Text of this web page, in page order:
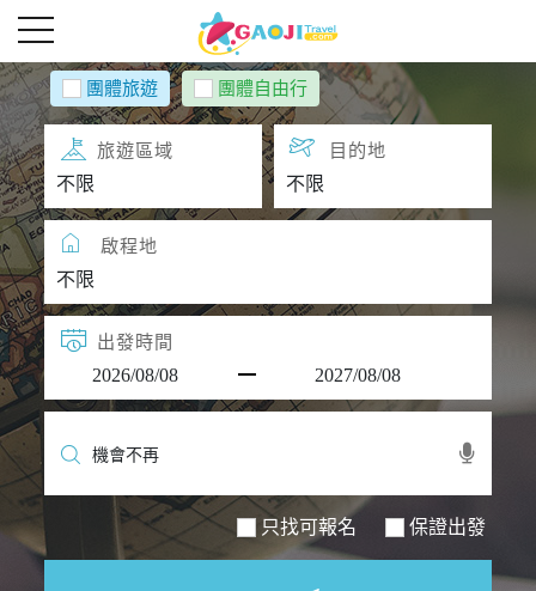
團體旅遊 團體自由行
旅遊區域 目的地
啟程地
出發時間
只找可報名 保證出發